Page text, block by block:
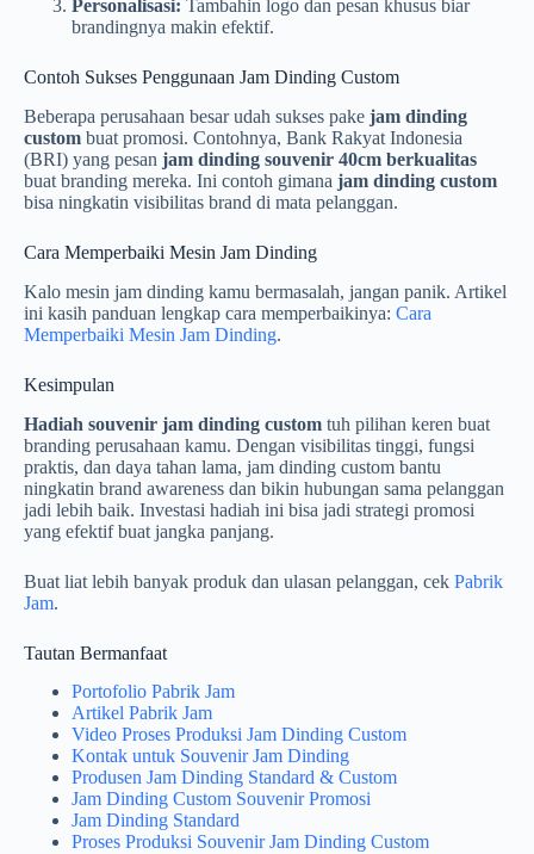
Personalisasi: Tambahin logo dan pesan khusus biar
brandingnya makin efektif.
Contoh Sukses Penggunaan Jam Dinding Custom
Beberapa perusahaan besar udah sukses pake jam dinding
custom buat promosi. Contohnya, Bank Rakyat Indonesia
(BRI) yang pesan jam dinding souvenir 40cm berkualitas
buat branding mereka. Ini contoh gimana jam dinding custom
bisa ningkatin visibilitas brand di mata pelanggan.
Cara Memperbaiki Mesin Jam Dinding
Kalo mesin jam dinding kamu bermasalah, jangan panik. Artikel
ini kasih panduan lengkap cara memperbaikinya: Cara
Memperbaiki Mesin Jam Dinding.
Kesimpulan
Hadiah souvenir jam dinding custom tuh pilihan keren buat
branding perusahaan kamu. Dengan visibilitas tinggi, fungsi
praktis, dan daya tahan lama, jam dinding custom bantu
ningkatin brand awareness dan bikin hubungan sama pelanggan
jadi lebih baik. Investasi hadiah ini bisa jadi strategi promosi
yang efektif buat jangka panjang.
Buat liat lebih banyak produk dan ulasan pelanggan, cek Pabrik
Jam.
Tautan Bermanfaat
Portofolio Pabrik Jam
Artikel Pabrik Jam
Video Proses Produksi Jam Dinding Custom
Kontak untuk Souvenir Jam Dinding
Produsen Jam Dinding Standard & Custom
Jam Dinding Custom Souvenir Promosi
Jam Dinding Standard
Proses Produksi Souvenir Jam Dinding Custom